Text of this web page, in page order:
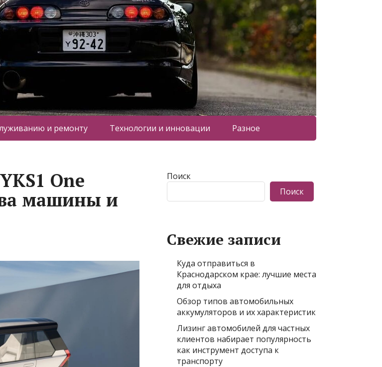
и ремонту Технологии и инновации Разное
One
машины и
Поиск
Поиск
Свежие записи
Куда отправиться в
Краснодарском крае: лучшие места
для отдыха
Обзор типов автомобильных
аккумуляторов и их характеристик
Лизинг автомобилей для частных
клиентов набирает популярность
как инструмент доступа к
транспорту